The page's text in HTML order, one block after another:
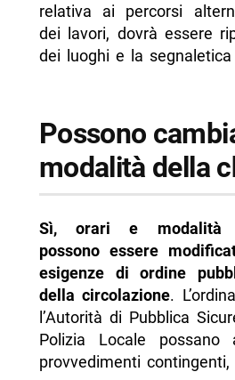
relativa ai percorsi
dei lavori, dovrà essere
dei luoghi e la
Possono
modalità della
Sì, orari e modalità
possono essere
esigenze di ordine
della circolazione.
l’Autorità di Pubblica
Polizia Locale possano
provvedimenti